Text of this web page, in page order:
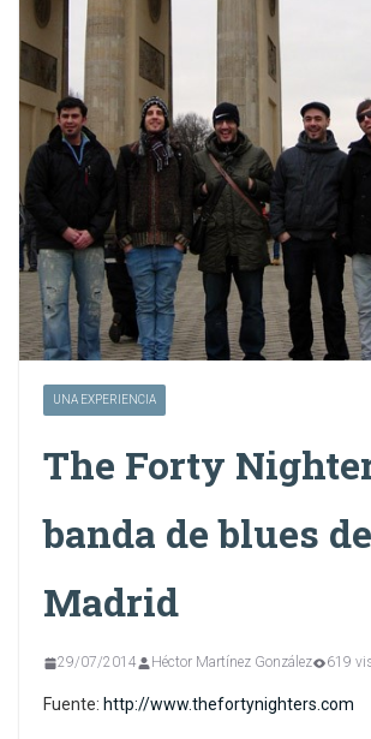
UNA EXPERIENCIA
The Forty
banda de blues de
Madrid
29/07/2014 Héctor Martínez González 619
Fuente: http://www.thefortynighters.com